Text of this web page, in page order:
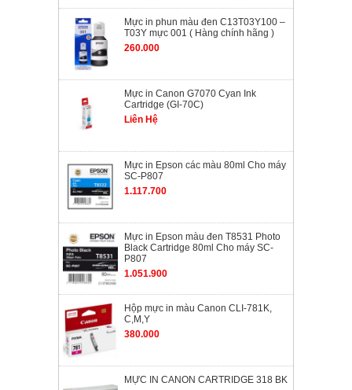
Mực in phun màu đen C13T03Y100 –
T03Y mực 001 ( Hàng chính hãng )
260.000
Mực in Canon G7070 Cyan Ink
Cartridge (GI-70C)
Liên Hệ
Mực in Epson các màu 80ml Cho máy
SC-P807
1.117.700
Mực in Epson màu đen T8531 Photo
Black Cartridge 80ml Cho máy SC-
P807
1.051.900
Hộp mực in màu Canon CLI-781K,
C,M,Y
380.000
MỰC IN CANON CARTRIDGE 318 BK